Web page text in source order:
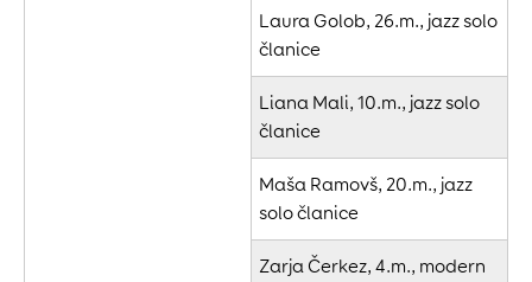
Laura Golob, 26.m., jazz solo
članice
Liana Mali, 10.m., jazz solo
članice
Maša Ramovš, 20.m., jazz
solo članice
Zarja Čerkez, 4.m., modern